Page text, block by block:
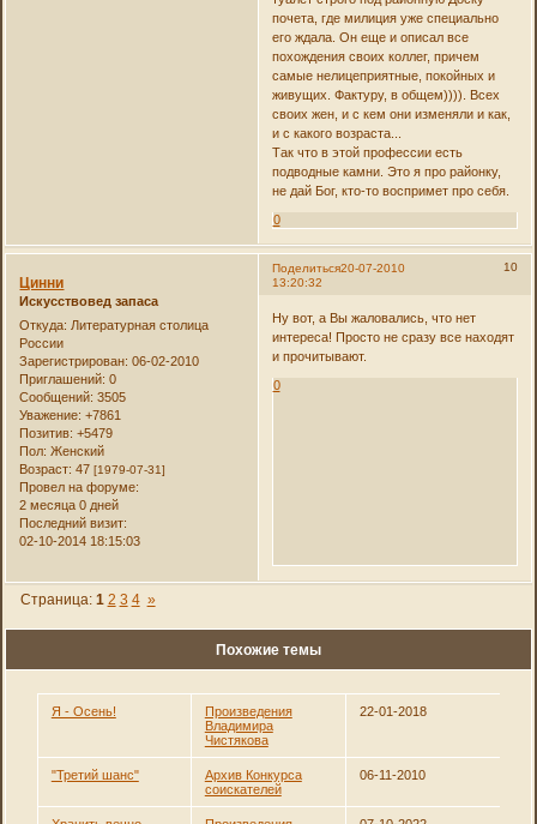
почета, где милиция уже специально
его ждала. Он еще и описал все
похождения своих коллег, причем
самые нелицеприятные, покойных и
живущих. Фактуру, в общем)))). Всех
своих жен, и с кем они изменяли и как,
и с какого возраста...
Так что в этой профессии есть
подводные камни. Это я про районку,
не дай Бог, кто-то воспримет про себя.
0
Поделиться 10
20-07-2010
13:20:32
Цинни
Искусствовед запаса
Откуда: Литературная столица
России
Зарегистрирован: 06-02-2010
Приглашений: 0
Сообщений: 3505
Уважение: +7861
Позитив: +5479
Пол: Женский
Возраст: 47[1979-07-31]
Провел на форуме:
2 месяца 0 дней
Последний визит:
02-10-2014 18:15:03
Ну вот, а Вы жаловались, что нет
интереса! Просто не сразу все находят
и прочитывают.
0
Страница: 1 2 3 4 »
Похожие темы
Я - Осень!
Произведения
Владимира
Чистякова
22-01-2018
"Третий шанс"
Архив Конкурса
соискателей
06-11-2010